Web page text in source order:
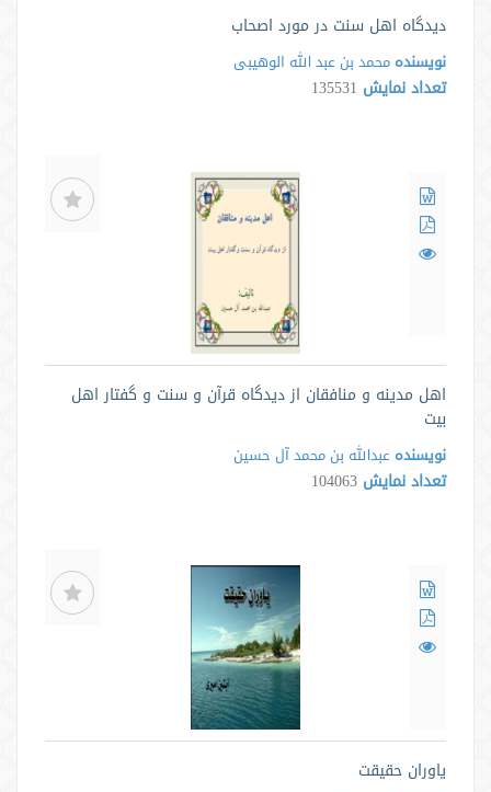
دیدگاه اهل سنت در مورد اصحاب
نویسنده محمد بن عبد الله الوهیبی
تعداد نمایش 135531
اهل مدینه و منافقان از دیدگاه قرآن و سنت و گفتار اهل
بیت
نویسنده عبدالله بن محمد آل حسین
تعداد نمایش 104063
یاوران حقیقت